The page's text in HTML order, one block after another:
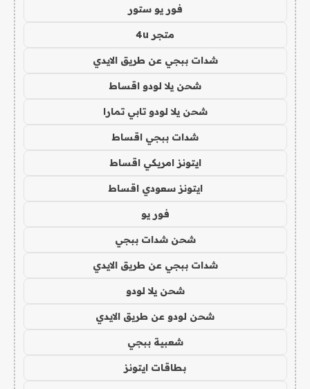
فور يو ستور
متجر 4u
شدات ببجي عن طريق الايدي
شحن يلا لودو اقساط
شحن يلا لودو تابي تمارا
شدات ببجي اقساط
ايتونز امريكي اقساط
ايتونز سعودي اقساط
فور يو
شحن شدات ببجي
شدات ببجي عن طريق الايدي
شحن يلا لودو
شحن لودو عن طريق الايدي
شعبية ببجي
بطاقات ايتونز